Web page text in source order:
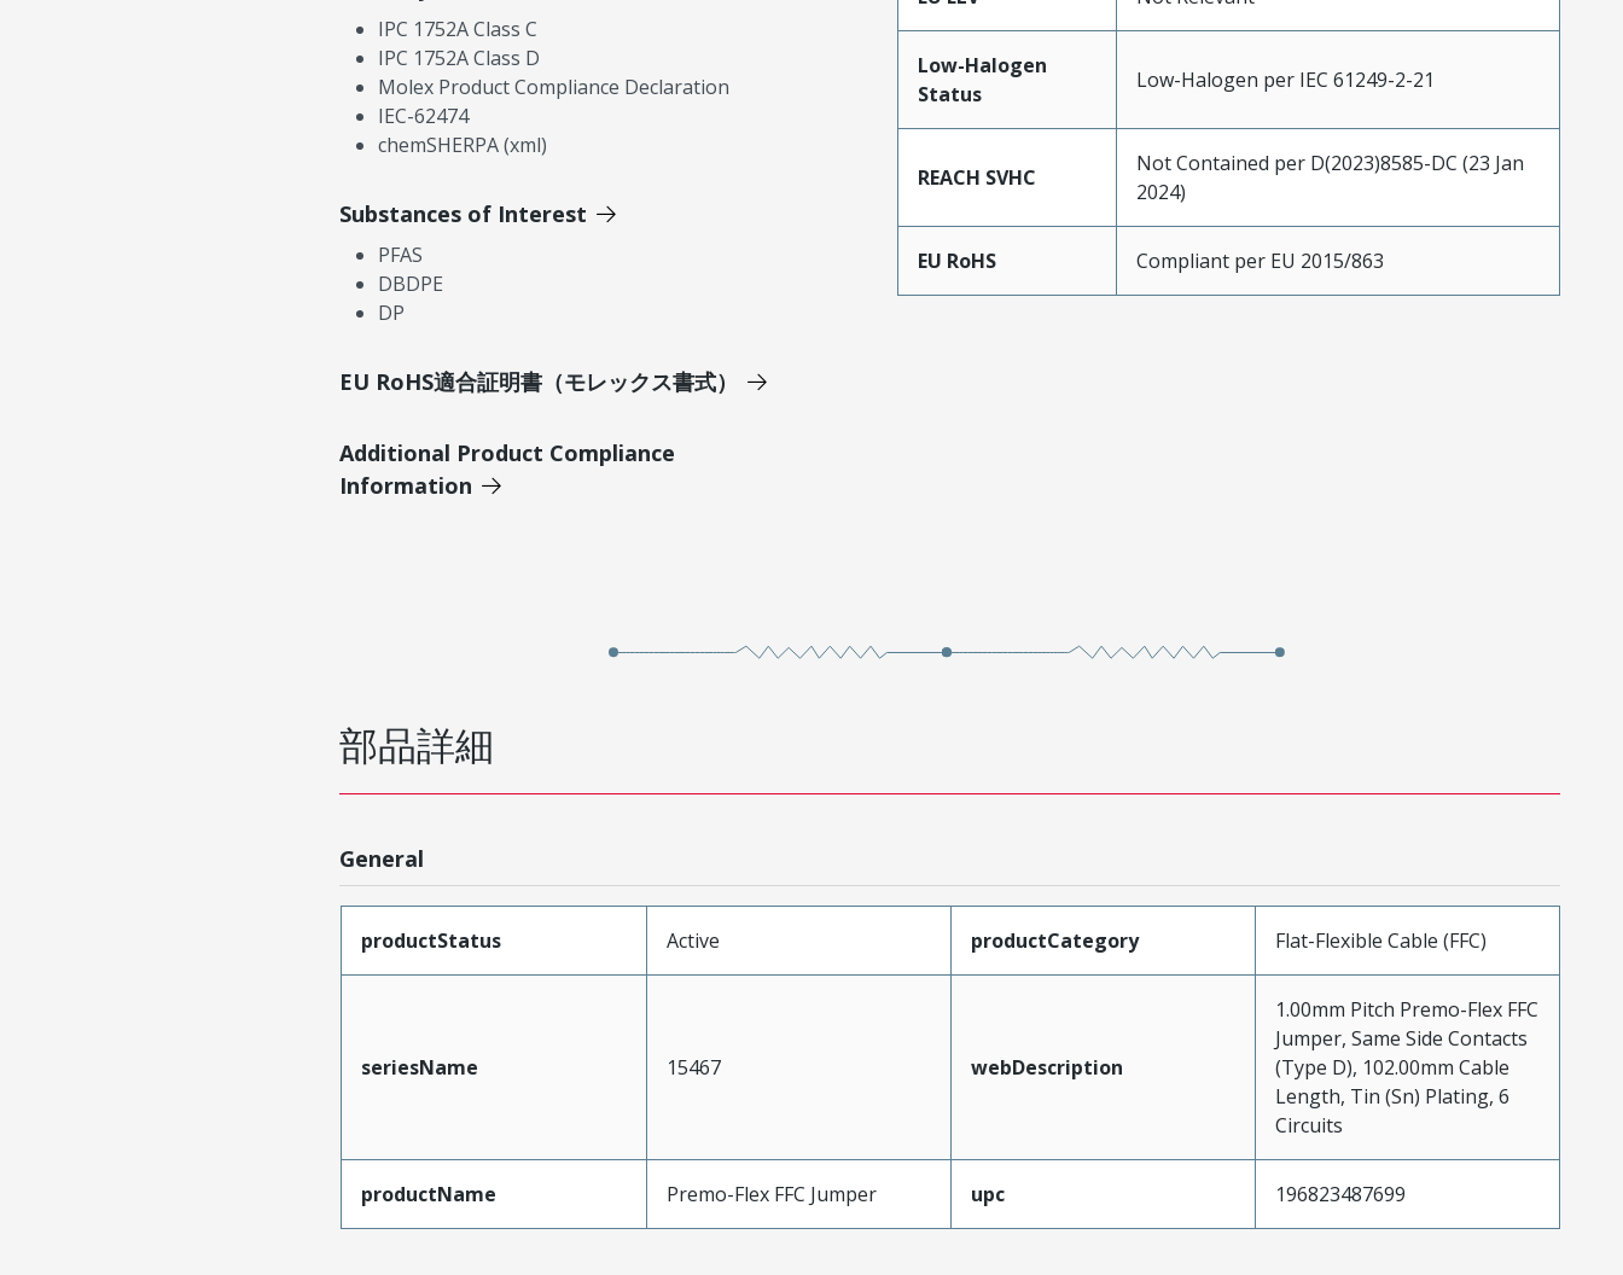
IPC 1752A Class C
IPC 1752A Class D
Molex Product Compliance Declaration
IEC-62474
chemSHERPA (xml)
Substances of Interest
PFAS
DBDPE
DP
EU RoHS適合証明書（モレックス書式）
Additional Product Compliance
Information
Low-Halogen
Status
Low-Halogen per IEC 61249-2-21
REACH SVHC
Not Contained per D(2023)8585-DC (23 Jan
2024)
EU RoHS Compliant per EU 2015/863
部品詳細
General
productStatus Active productCategory Flat-Flexible Cable (FFC)
seriesName 15467 webDescription
1.00mm Pitch Premo-Flex FFC
Jumper, Same Side Contacts
(Type D), 102.00mm Cable
Length, Tin (Sn) Plating, 6
Circuits
productName Premo-Flex FFC Jumper upc 196823487699